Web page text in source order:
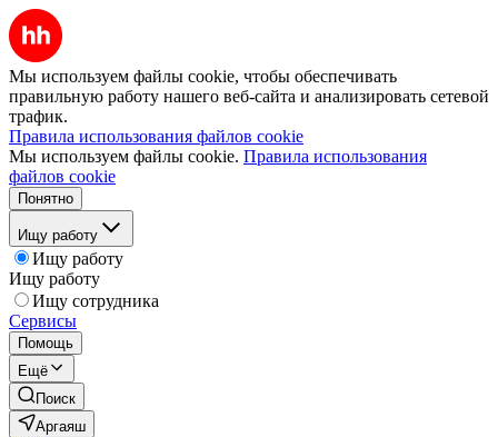
Мы используем файлы cookie, чтобы обеспечивать
правильную работу нашего веб-сайта и анализировать сетевой
трафик.
Правила использования файлов cookie
Мы используем файлы cookie. Правила использования
файлов cookie
Понятно
Ищу работу
Ищу работу
Ищу работу
Ищу сотрудника
Сервисы
Помощь
Ещё
Поиск
Аргаяш